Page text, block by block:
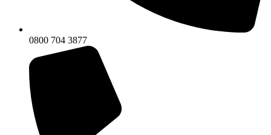
0800 704 3877